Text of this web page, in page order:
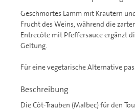
Geschmortes Lamm mit Kräutern
Frucht des Weins, während die
Entrecôte mit Pfeffersauce ergänzt
Geltung.
Für eine vegetarische Alternative
Beschreibung
Die Côt-Trauben (Malbec) für den